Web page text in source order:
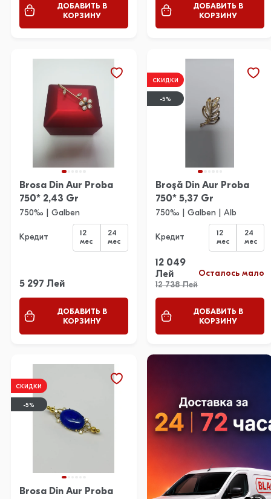
ДОБАВИТЬ В
КОРЗИНУ
ДОБАВИТЬ В
КОРЗИНУ
Brosa Din Aur Proba
750* 2,43 Gr
750‰ | Galben
Кредит
12
мес
24
мес
5 297 Лей
ДОБАВИТЬ В
КОРЗИНУ
СКИДКИ
-5%
Broșă Din Aur Proba
750* 5,37 Gr
750‰ | Galben | Alb
Кредит
12
мес
24
мес
12 049
Лей
12 738 Лей
Осталось мало
ДОБАВИТЬ В
КОРЗИНУ
СКИДКИ
-5%
Brosa Din Aur Proba